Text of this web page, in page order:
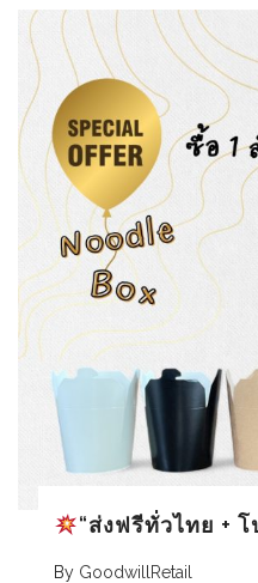
“ส่งฟรีทั่วไทย +
By GoodwillRetail